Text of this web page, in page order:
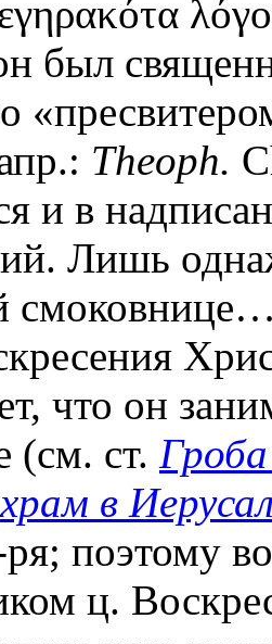
был
Theoph.
и в
Лишь
что он
(см. ст.
в
ря; поэтому
ц.